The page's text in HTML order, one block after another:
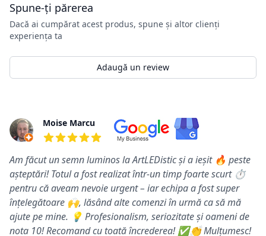
Spune-ți părerea
Dacă ai cumpărat acest produs, spune și altor clienți
experiența ta
Adaugă un review
Review-uriMoise Marcu
Am făcut un semn luminos la ArtLEDistic și a ieșit 🔥 peste
așteptări! Totul a fost realizat într-un timp foarte scurt ⏱️
pentru că aveam nevoie urgent – iar echipa a fost super
înțelegătoare 🙌, lăsând alte comenzi în urmă ca să mă
ajute pe mine. 💡 Profesionalism, seriozitate și oameni de
nota 10! Recomand cu toată încrederea! ✅👏 Mulțumesc!